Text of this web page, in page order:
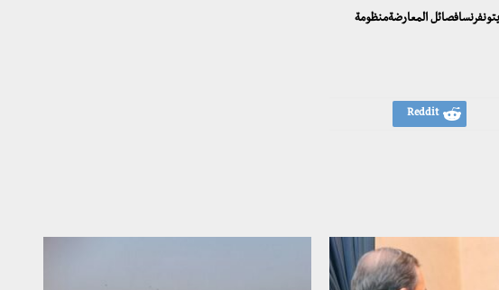
المعارضةمنظومة